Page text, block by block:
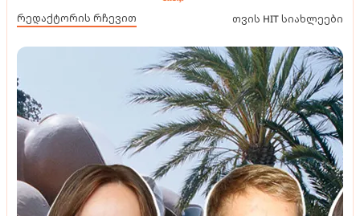
რედაქტორის რჩევით თვის HIT სიახლეები